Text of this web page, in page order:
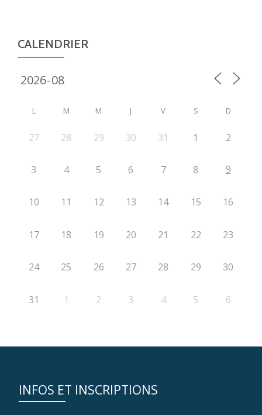
CALENDRIER
L M M J V S D
27 28 29 30 31 1 2
3 4 5 6 7 8 9
10 11 12 13 14 15 16
17 18 19 20 21 22 23
24 25 26 27 28 29 30
31 1 2 3 4 5 6
INFOS ET INSCRIPTIONS